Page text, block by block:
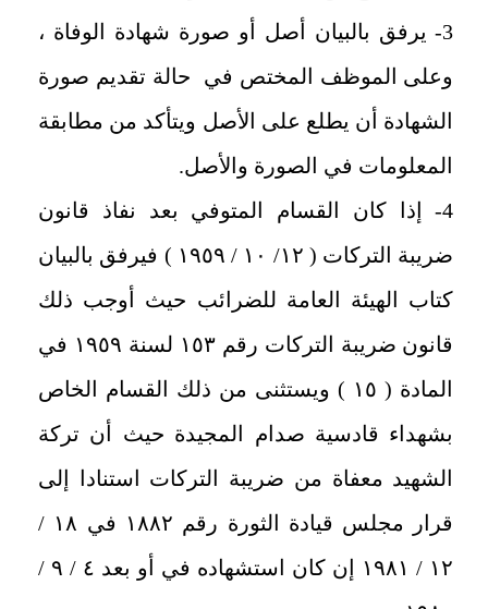
3- يرفق بالبيان أصل أو صورة شهادة الوفاة ،
وعلى الموظف المختص في حالة تقديم صورة
الشهادة أن يطلع على الأصل ويتأكد من مطابقة
المعلومات في الصورة والأصل.
4- إذا كان القسام المتوفي بعد نفاذ قانون
ضريبة التركات ( ١٢/ ١٠ ‏/ ١٩٥٩ ‏) فيرفق بالبيان
كتاب الهيئة العامة للضرائب حيث أوجب ذلك
قانون ضريبة التركات رقم ١٥٣ ‏لسنة ١٩٥٩ ‏في
المادة ( ١٥ ‏) ويستثنى من ذلك القسام الخاص
بشهداء قادسية صدام المجيدة حيث أن تركة
الشهيد معفاة من ضريبة التركات استنادا إلى
قرار مجلس قيادة الثورة رقم ١٨٨٢ ‏في ١٨ ‏/
١٢ ‏/ ١٩٨١ ‏إن كان استشهاده في أو بعد ٤ ‏/ ٩ ‏/